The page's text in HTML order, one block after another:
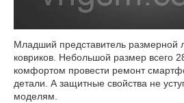
Младший представитель размерной
ковриков. Небольшой размер всего
комфортом провести ремонт
детали. А защитные свойства не
моделям.